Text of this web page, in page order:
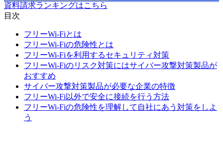
資料請求ランキングはこちら
目次
フリーWi-Fiとは
フリーWi-Fiの危険性とは
フリーWi-Fiを利用するセキュリティ対策
フリーWi-Fiのリスク対策にはサイバー攻撃対策製品が
おすすめ
サイバー攻撃対策製品が必要な企業の特徴
フリーWi-Fi以外で安全に接続を行う方法
フリーWi-Fiの危険性を理解して自社にあう対策をしよ
う